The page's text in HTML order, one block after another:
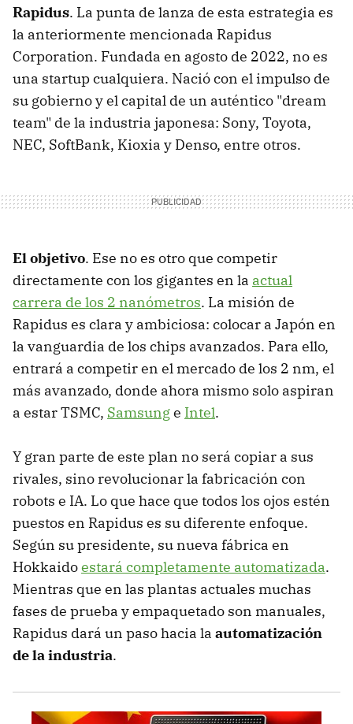
Rapidus. La punta de lanza de esta estrategia es
la anteriormente mencionada Rapidus
Corporation. Fundada en agosto de 2022, no es
una startup cualquiera. Nació con el impulso de
su gobierno y el capital de un auténtico "dream
team" de la industria japonesa: Sony, Toyota,
NEC, SoftBank, Kioxia y Denso, entre otros.
El objetivo. Ese no es otro que competir
directamente con los gigantes en la actual
carrera de los 2 nanómetros. La misión de
Rapidus es clara y ambiciosa: colocar a Japón en
la vanguardia de los chips avanzados. Para ello,
entrará a competir en el mercado de los 2 nm, el
más avanzado, donde ahora mismo solo aspiran
a estar TSMC, Samsunge Intel.
Y gran parte de este plan no será copiar a sus
rivales, sino revolucionar la fabricación con
robots e IA. Lo que hace que todos los ojos estén
puestos en Rapidus es su diferente enfoque.
Según su presidente, su nueva fábrica en
Hokkaidoestará completamente automatizada.
Mientras que en las plantas actuales muchas
fases de prueba y empaquetado son manuales,
Rapidus dará un paso hacia la automatización
de la industria.